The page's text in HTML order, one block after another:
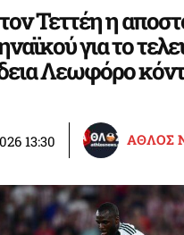
Τεττέη η
για το
Λεωφόρο
13:30 ΑΘΛΟΣ